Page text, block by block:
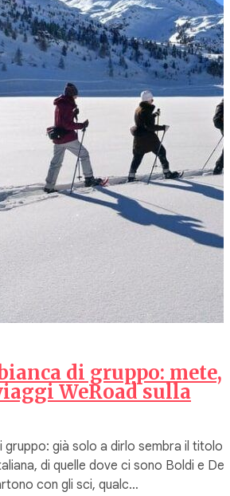
di gruppo: mete,
WeRoad sulla
gruppo: già solo a dirlo sembra il titolo
di quelle dove ci sono Boldi e De
con gli sci, qualc…